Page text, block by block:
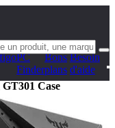
PC
Finder
Bons
plans
Besoin
d'aide
Case